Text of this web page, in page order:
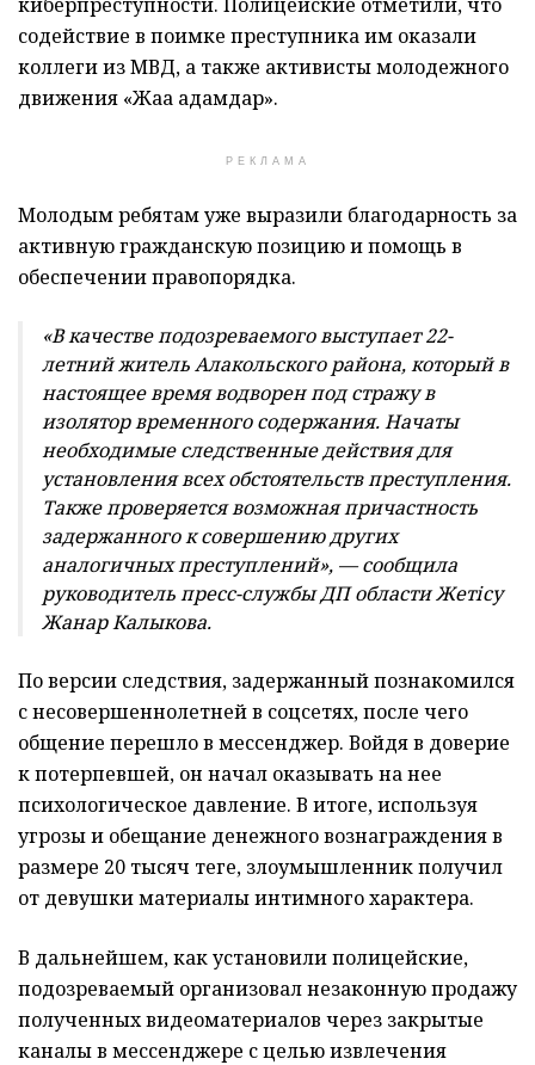
содействие в поимке преступника им оказали
коллеги из МВД, а также активисты молодежного
движения «Жаңа адамдар».
РЕКЛАМА
Молодым ребятам уже выразили благодарность за
активную гражданскую позицию и помощь в
обеспечении правопорядка.
«В качестве подозреваемого выступает 22-
летний житель Алакольского района, который в
настоящее время водворен под стражу в
изолятор временного содержания. Начаты
необходимые следственные действия для
установления всех обстоятельств преступления.
Также проверяется возможная причастность
задержанного к совершению других
аналогичных преступлений», — сообщила
руководитель пресс-службы ДП области Жетісу
Жанар Калыкова.
По версии следствия, задержанный познакомился
с несовершеннолетней в соцсетях, после чего
общение перешло в мессенджер. Войдя в доверие
к потерпевшей, он начал оказывать на нее
психологическое давление. В итоге, используя
угрозы и обещание денежного вознаграждения в
размере 20 тысяч теңге, злоумышленник получил
от девушки материалы интимного характера.
В дальнейшем, как установили полицейские,
подозреваемый организовал незаконную продажу
полученных видеоматериалов через закрытые
каналы в мессенджере с целью извлечения